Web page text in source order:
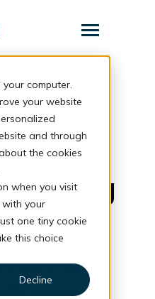
computer.
your website
and through
the cookies
when you visit
with your
one tiny cookie
this choice
Decline
Toggle
blog
yang
di